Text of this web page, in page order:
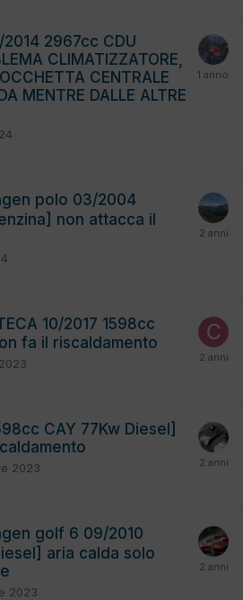
2014 2967cc CDU
CLIMATIZZATORE,
CENTRALE
MENTRE DALLE ALTRE
polo 03/2004
non attacca il
10/2017 1598cc
fa il riscaldamento
CAY 77Kw Diesel]
2023
golf 6 09/2010
aria calda solo
2023